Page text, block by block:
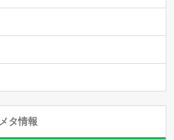
メタ情報